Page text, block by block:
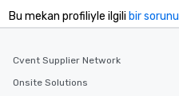
Bu mekan profiliyle ilgili bir sorunu
Cvent Supplier Network
Onsite Solutions